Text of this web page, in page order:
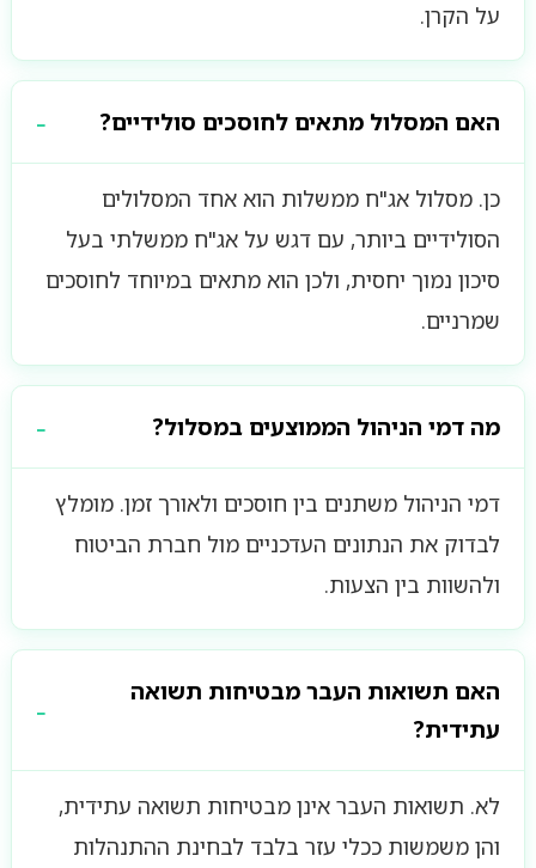
על הקרן.
האם המסלול מתאים לחוסכים סולידיים?
כן. מסלול אג"ח ממשלות הוא אחד המסלולים
הסולידיים ביותר, עם דגש על אג"ח ממשלתי בעל
סיכון נמוך יחסית, ולכן הוא מתאים במיוחד לחוסכים
שמרניים.
מה דמי הניהול הממוצעים במסלול?
דמי הניהול משתנים בין חוסכים ולאורך זמן. מומלץ
לבדוק את הנתונים העדכניים מול חברת הביטוח
ולהשוות בין הצעות.
האם תשואות העבר מבטיחות תשואה
עתידית?
לא. תשואות העבר אינן מבטיחות תשואה עתידית,
והן משמשות ככלי עזר בלבד לבחינת ההתנהלות